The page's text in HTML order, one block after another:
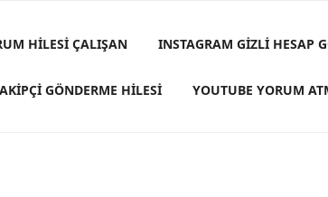
HILESI ÇALIŞAN INSTAGRAM GIZLI HESAP
GÖNDERME HILESI YOUTUBE YORUM